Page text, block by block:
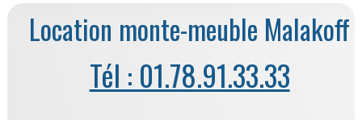
Location monte-meuble Malakoff
Tél : 01.78.91.33.33